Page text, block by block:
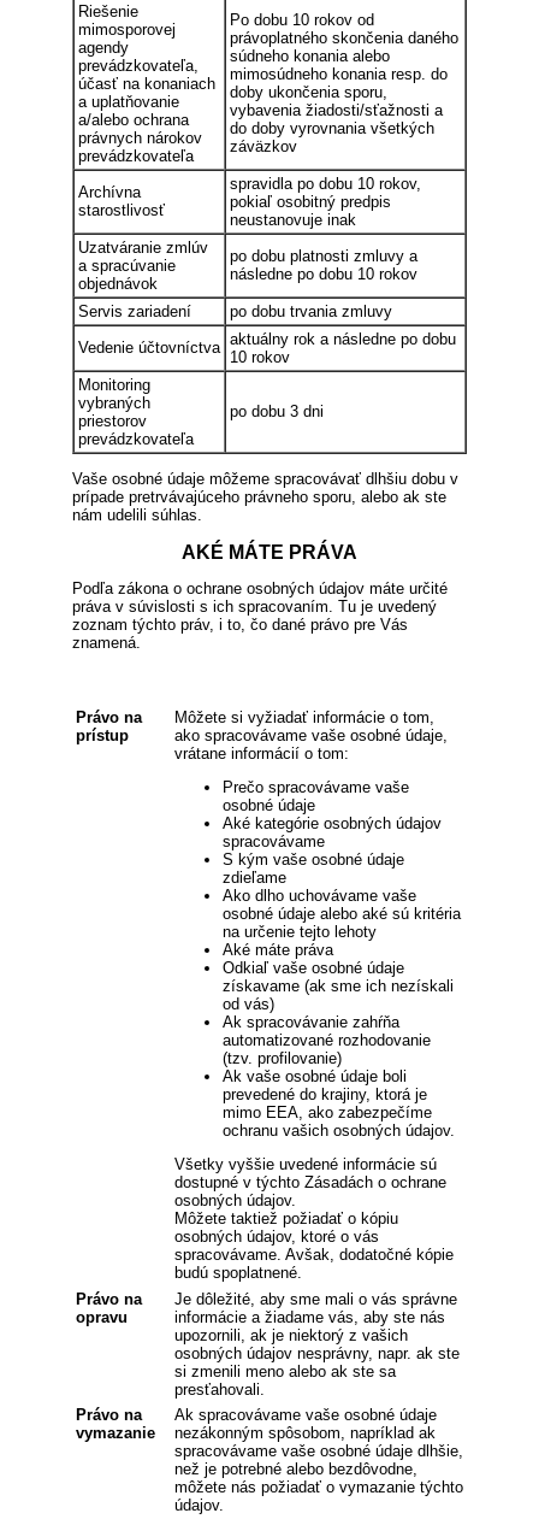
Riešenie
mimosporovej
agendy
prevádzkovateľa,
účasť na konaniach
a uplatňovanie
a/alebo ochrana
právnych nárokov
prevádzkovateľa
Po dobu 10 rokov od
právoplatného skončenia daného
súdneho konania alebo
mimosúdneho konania resp. do
doby ukončenia sporu,
vybavenia žiadosti/sťažnosti a
do doby vyrovnania všetkých
záväzkov
Archívna
starostlivosť
spravidla po dobu 10 rokov,
pokiaľ osobitný predpis
neustanovuje inak
Uzatváranie zmlúv
a spracúvanie
objednávok
po dobu platnosti zmluvy a
následne po dobu 10 rokov
Servis zariadení
po dobu trvania zmluvy
Vedenie účtovníctva aktuálny rok a následne po dobu
10 rokov
Monitoring
vybraných
priestorov
prevádzkovateľa
po dobu 3 dni
Vaše osobné údaje môžeme spracovávať dlhšiu dobu v
prípade pretrvávajúceho právneho sporu, alebo ak ste
nám udelili súhlas.
AKÉ MÁTE PRÁVA
Podľa zákona o ochrane osobných údajov máte určité
práva v súvislosti s ich spracovaním. Tu je uvedený
zoznam týchto práv, i to, čo dané právo pre Vás
znamená.
Právo na
prístup
Môžete si vyžiadať informácie o tom,
ako spracovávame vaše osobné údaje,
vrátane informácií o tom:
Prečo spracovávame vaše
osobné údaje
Aké kategórie osobných údajov
spracovávame
S kým vaše osobné údaje
zdieľame
Ako dlho uchovávame vaše
osobné údaje alebo aké sú kritéria
na určenie tejto lehoty
Aké máte práva
Odkiaľ vaše osobné údaje
získavame (ak sme ich nezískali
od vás)
Ak spracovávanie zahŕňa
automatizované rozhodovanie
(tzv. profilovanie)
Ak vaše osobné údaje boli
prevedené do krajiny, ktorá je
mimo EEA, ako zabezpečíme
ochranu vašich osobných údajov.
Všetky vyššie uvedené informácie sú
dostupné v týchto Zásadách o ochrane
osobných údajov.
Môžete taktiež požiadať o kópiu
osobných údajov, ktoré o vás
spracovávame. Avšak, dodatočné kópie
budú spoplatnené.
Právo na
opravu
Je dôležité, aby sme mali o vás správne
informácie a žiadame vás, aby ste nás
upozornili, ak je niektorý z vašich
osobných údajov nesprávny, napr. ak ste
si zmenili meno alebo ak ste sa
presťahovali.
Právo na
vymazanie
Ak spracovávame vaše osobné údaje
nezákonným spôsobom, napríklad ak
spracovávame vaše osobné údaje dlhšie,
než je potrebné alebo bezdôvodne,
môžete nás požiadať o vymazanie týchto
údajov.